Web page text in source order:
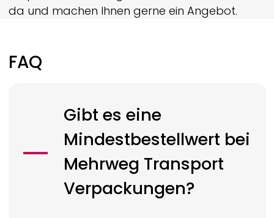
da und machen Ihnen gerne ein Angebot.
FAQ
Gibt es eine
Mindestbestellwert bei
Mehrweg Transport
Verpackungen?